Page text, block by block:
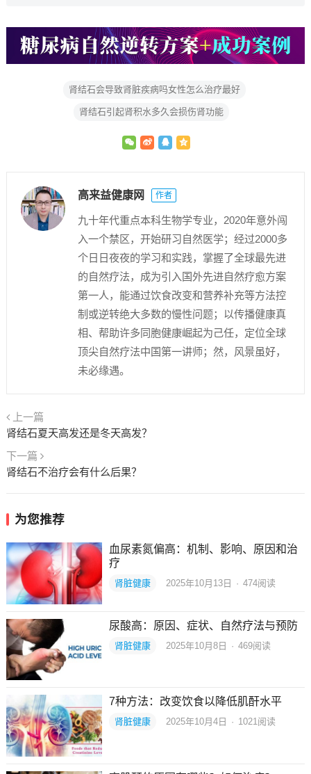
肾结石会导致肾脏疾病吗女性怎么治疗最好
肾结石引起肾积水多久会损伤肾功能
高来益健康网 作者
九十年代重点本科生物学专业，2020年意外闯
入一个禁区，开始研习自然医学；经过2000多
个日日夜夜的学习和实践，掌握了全球最先进
的自然疗法，成为引入国外先进自然疗愈方案
第一人，能通过饮食改变和营养补充等方法控
制或逆转绝大多数的慢性问题；以传播健康真
相、帮助许多同胞健康崛起为己任，定位全球
顶尖自然疗法中国第一讲师；然，风景虽好，
未必缘遇。
上一篇
肾结石夏天高发还是冬天高发？
下一篇
肾结石不治疗会有什么后果？
为您推荐
血尿素氮偏高：机制、影响、原因和治
疗
肾脏健康 2025年10月13日 · 474阅读
尿酸高：原因、症状、自然疗法与预防
肾脏健康 2025年10月8日 · 469阅读
7种方法：改变饮食以降低肌酐水平
肾脏健康 2025年10月4日 · 1021阅读